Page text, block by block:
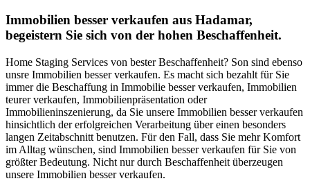
Immobilien besser verkaufen aus Hadamar,
begeistern Sie sich von der hohen Beschaffenheit.
Home Staging Services von bester Beschaffenheit? Son sind ebenso
unsre Immobilien besser verkaufen. Es macht sich bezahlt für Sie
immer die Beschaffung in Immobilie besser verkaufen, Immobilien
teurer verkaufen, Immobilienpräsentation oder
Immobilieninszenierung, da Sie unsere Immobilien besser verkaufen
hinsichtlich der erfolgreichen Verarbeitung über einen besonders
langen Zeitabschnitt benutzen. Für den Fall, dass Sie mehr Komfort
im Alltag wünschen, sind Immobilien besser verkaufen für Sie von
größter Bedeutung. Nicht nur durch Beschaffenheit überzeugen
unsere Immobilien besser verkaufen.